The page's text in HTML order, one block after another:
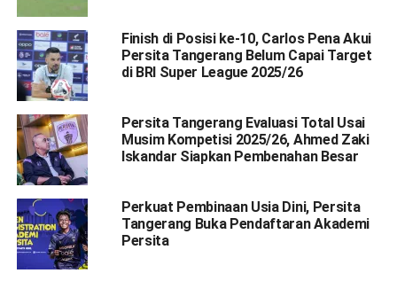
Finish di Posisi ke-10, Carlos Pena Akui
Persita Tangerang Belum Capai Target
di BRI Super League 2025/26
Persita Tangerang Evaluasi Total Usai
Musim Kompetisi 2025/26, Ahmed Zaki
Iskandar Siapkan Pembenahan Besar
Perkuat Pembinaan Usia Dini, Persita
Tangerang Buka Pendaftaran Akademi
Persita